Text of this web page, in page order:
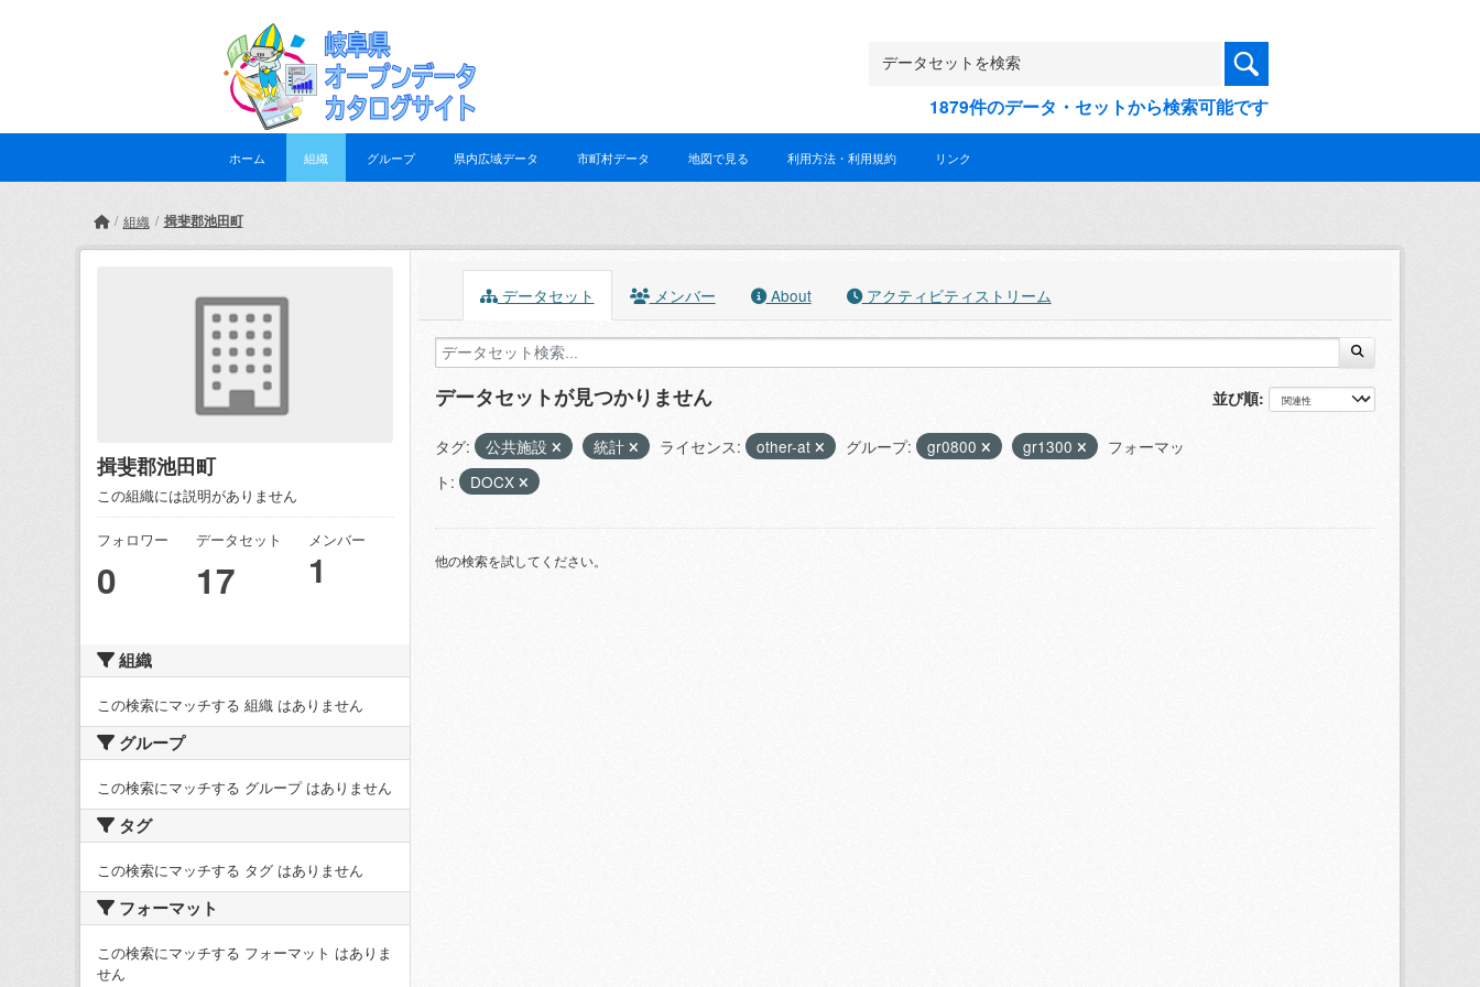
1879件のデータ・セットから検索可能です
ホーム 組織 グループ 県内広域データ 市町村データ 地図で見る 利用方法・利用規約 リンク
組織 揖斐郡池田町
揖斐郡池田町
この組織には説明がありません
フォロワー
0
データセット
17
メンバー
1
組織
この検索にマッチする 組織 はありません
グループ
この検索にマッチする グループ はありません
タグ
この検索にマッチする タグ はありません
フォーマット
この検索にマッチする フォーマット はありま
せん
データセット メンバー About アクティビティストリーム
並び順
データセットが見つかりません
タグ: 公共施設 統計 ライセンス: other-at グループ: gr0800 gr1300
フォーマッ
ト:
DOCX
他の検索を試してください。